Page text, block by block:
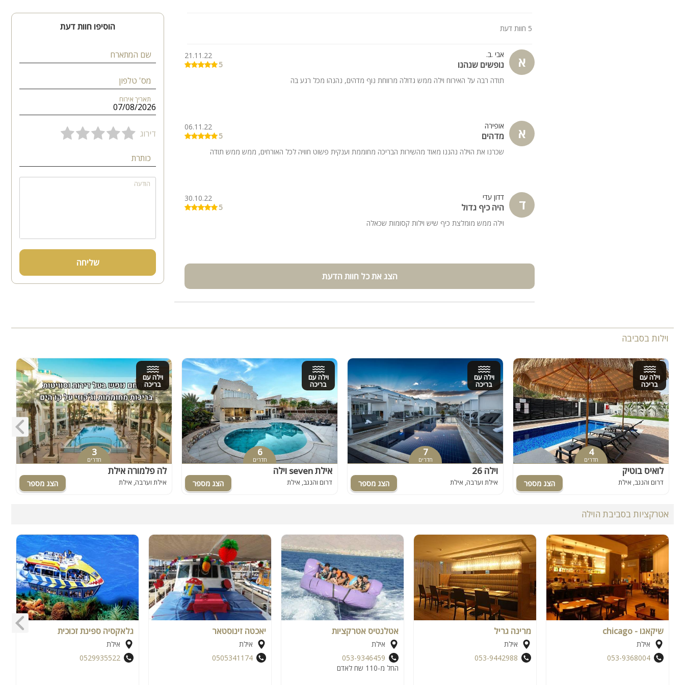
5 חוות דעת
א אבי .ב.
נופשים שנהנו
21.11.22
5
תודה רבה על האירוח וילה ממש גדולה מרווחת נוף מדהים, נהנהו מכל רגע בה
א אופירה
מדהים
06.11.22
5
שכרנו את הוילה נהננו מאוד מהשירות הבריכה מחוממת וענקית פשוט חוויה לכל האורחים, ממש ממש תודה
ד דדון עדי
היה כיף גדול
30.10.22
5
וילה ממש מומלצת כיף שיש וילות קסומות שכאלה
הצג את כל חוות הדעת
הוסיפו חוות דעת
שם המתארח
מס' טלפון
תאריך אירוח
דירוג
כותרת
הודעה
שליחה
וילות בסביבה
וילה עם
בריכה
4
חדרים
לואיס בוטיק
דרום והנגב, אילת
וילה עם
בריכה
7
חדרים
וילה 26
אילת וערבה, אילת
וילה עם
בריכה
6
חדרים
וילה seven אילת
דרום והנגב, אילת
וילה עם
בריכה
3
חדרים
לה פלמורה אילת
אילת וערבה, אילת
אטרקציות בסביבת הוילה
שיקאגו - chicago
אילת
053-9368004
מרינה גריל
אילת
053-9442988
אטלנטיס אטרקציות
אילת
053-9346459
החל מ-110 שח לאדם
יאכטה זינוסטאר
אילת
0505341174
גלאקסיה ספינת זכוכית
אילת
0529935522